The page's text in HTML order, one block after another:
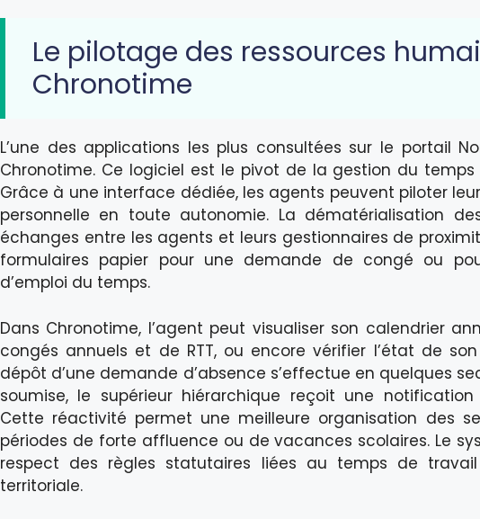
Le pilotage des ressources
Chronotime
L’une des applications les plus consultées sur le portail
Chronotime. Ce logiciel est le pivot de la gestion du
Grâce à une interface dédiée, les agents peuvent piloter
personnelle en toute autonomie. La dématérialisation
échanges entre les agents et leurs gestionnaires de
formulaires papier pour une demande de congé ou
d’emploi du temps.
Dans Chronotime, l’agent peut visualiser son calendrier
congés annuels et de RTT, ou encore vérifier l’état de
dépôt d’une demande d’absence s’effectue en quelques
soumise, le supérieur hiérarchique reçoit une
Cette réactivité permet une meilleure organisation des
périodes de forte affluence ou de vacances scolaires. Le
respect des règles statutaires liées au temps de
territoriale.